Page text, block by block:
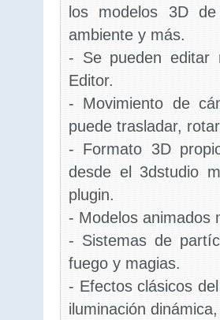
los modelos 3D
ambiente y más.
- Se pueden editar
Editor.
- Movimiento de
puede trasladar,
- Formato 3D
desde el 3dstudio
plugin.
- Modelos animados
- Sistemas de
fuego y magias.
- Efectos clásicos
iluminación